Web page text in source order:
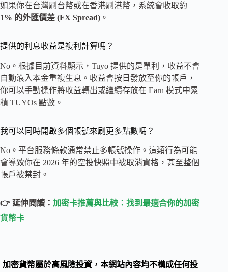
如果你在台灣刷台幣或在香港刷港幣，系統會收取約
1% 的外匯價差 (FX Spread) 。
提供的利息收益是複利計算嗎？
No。根據目前資料顯示，Tuyo 提供的是單利，收益不會
自動滾入本金重複生息。收益會按日發放至你的帳戶，
你可以手動操作將收益轉出或繼續存放在 Earn 模式中累
積 TUYOs 點數。
我可以同時開啟多個帳號來刷更多點數嗎？
No。平台服務條款通常禁止多帳號操作。這類行為可能
會導致你在 2026 年的空投快照中被取消資格，甚至整個
帳戶被禁封。
👉 延伸閱讀： 加密卡推薦與比較：找到最適合你的加密
貨幣卡
加密貨幣屬於高風險投資，本網站內容均不構成任何投